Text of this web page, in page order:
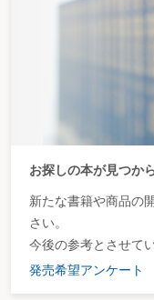
が、家族から「ギャンブル
アルコール依存症の既往歴
被後見人が定期的なタバコ
被後見人が、手元金がなく
被後見人の希望でコンサー
被後見人が「旅行に行きた
被後見人が性風俗店の利用
後見期間が長期にわたり、
依頼したい場合
被後見人が共同相続人の一
された場合
第３章 後見終局時の業務
第１ 官公庁への届出・申請
お探しの本が見つか
新たな書籍や商品の
さい。
今後の参考とさせて
発売希望アンケート